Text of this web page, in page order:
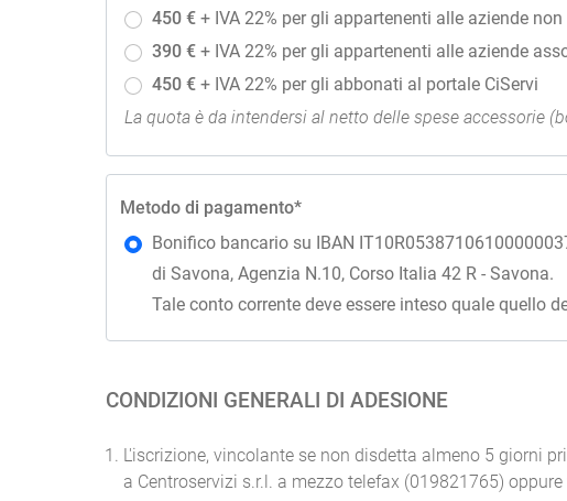
450 €+ IVA 22% per gli appartenenti alle aziende
390 €+ IVA 22% per gli appartenenti alle aziende
450 €+ IVA 22% per gli abbonati al portale CiServi
La quota è da intendersi al netto delle spese accessorie
Metodo di pagamento*
Bonifico bancario su IBAN
di Savona, Agenzia N.10, Corso Italia 42 R - Savona.
Tale conto corrente deve essere inteso quale quello
CONDIZIONI GENERALI DI ADESIONE
L'iscrizione, vincolante se non disdetta almeno 5 giorni
a Centroservizi s.r.l. a mezzo telefax (019821765)